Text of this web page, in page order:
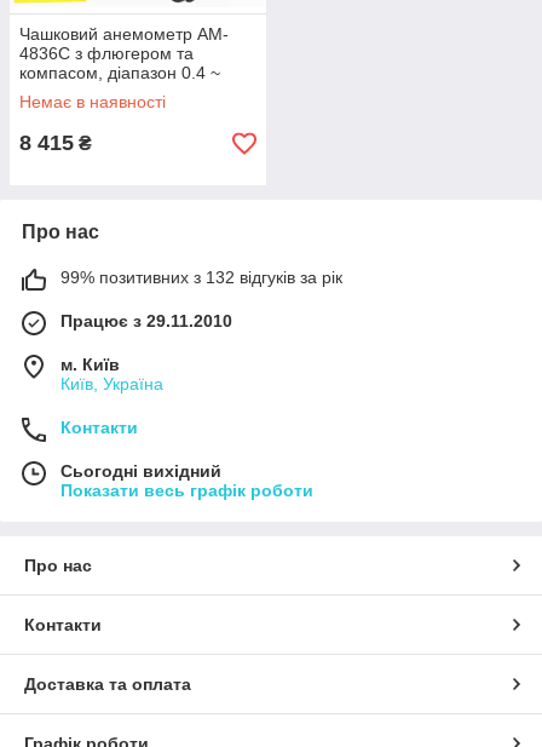
Чашковий анемометр AM-
4836C з флюгером та
компасом, діапазон 0.4 ~
45.0м/с
Немає в наявності
8 415 ₴
Про нас
99% позитивних з 132 відгуків за рік
Працює з 29.11.2010
м. Київ
Київ, Україна
Контакти
Сьогодні вихідний
Показати весь графік роботи
Про нас
Контакти
Доставка та оплата